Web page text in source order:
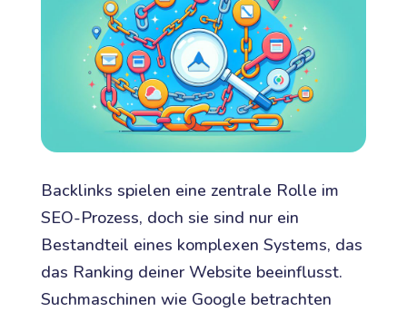
Backlinks spielen eine zentrale Rolle im
SEO-Prozess, doch sie sind nur ein
Bestandteil eines komplexen Systems, das
das Ranking deiner Website beeinflusst.
Suchmaschinen wie Google betrachten